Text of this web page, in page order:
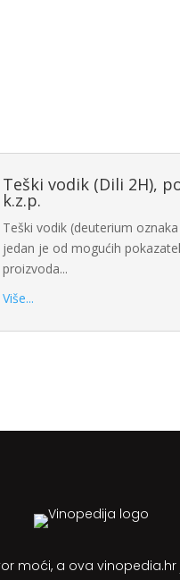
Teški vodik (Dili 2H),
k.z.p.
Teški vodik (deuterium
jedan je od mogućih
proizvoda...
Više...
moći, a ova